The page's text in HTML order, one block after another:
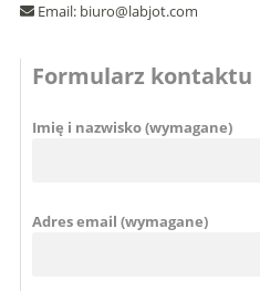
Email: biuro@labjot.com
Formularz kontaktu
Imię i nazwisko (wymagane)
Adres email (wymagane)